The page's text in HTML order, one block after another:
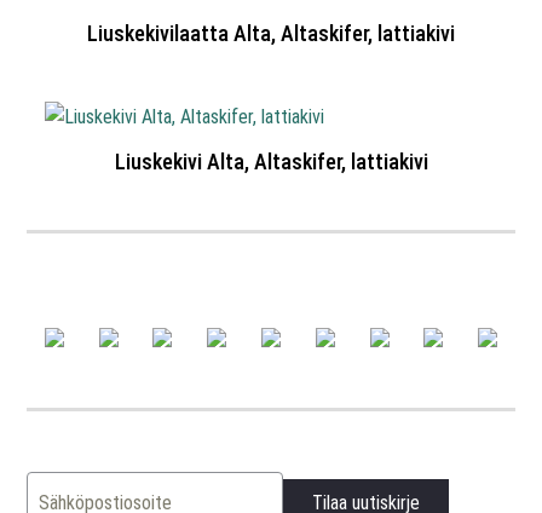
Liuskekivilaatta Alta, Altaskifer, lattiakivi
Liuskekivi Alta, Altaskifer, lattiakivi